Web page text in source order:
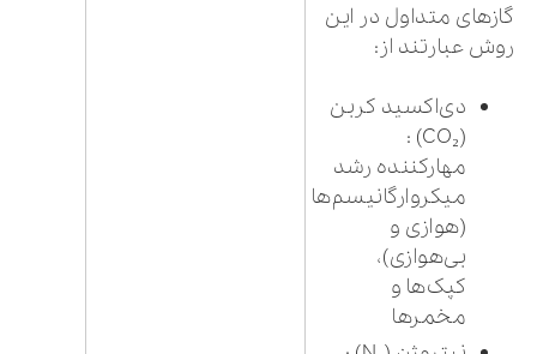
گازهای متداول در این
روش عبارتند از:
دی‌اکسید کربن
(CO₂) :
مهارکننده رشد
میکروارگانیسم‌ها
(هوازی و
بی‌هوازی)،
کپک‌ها و
مخمرها